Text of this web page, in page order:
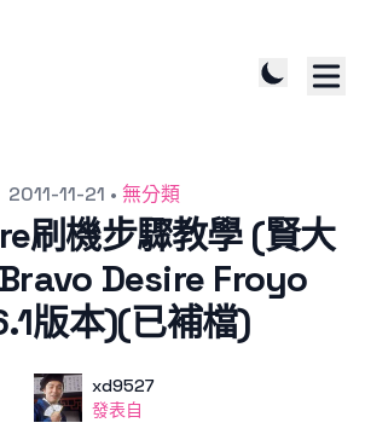
2011-11-21 • 無分類
刷機步驟教學 (賢大
Desire Froyo
版本)(已補檔)
使用者
xd9527
發表自
發表自